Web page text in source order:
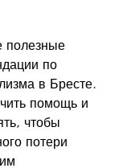
полезные
по
в Бресте.
помощь и
чтобы
потери